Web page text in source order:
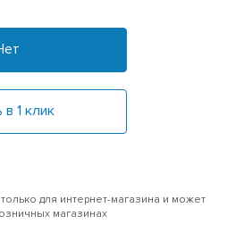
в 1 клик
для интернет-магазина и может
магазинах